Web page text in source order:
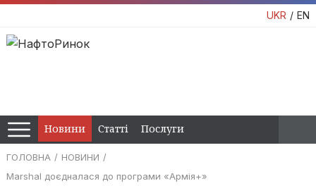
UKR EN
Новини Статті Послуги
ГОЛОВНА
НОВИНИ
Marshal доєдналася до програми «Армія+»